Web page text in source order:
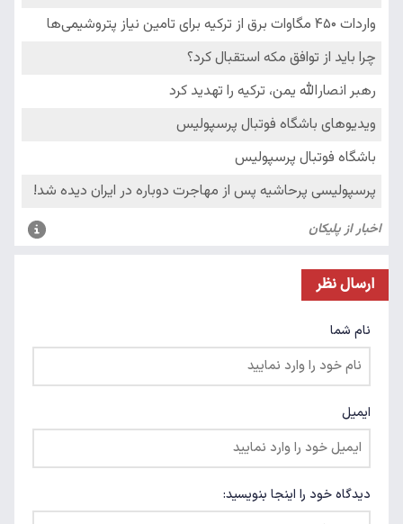
ارسال نظر
نام شما
ایمیل
دیدگاه خود را اینجا بنویسید: